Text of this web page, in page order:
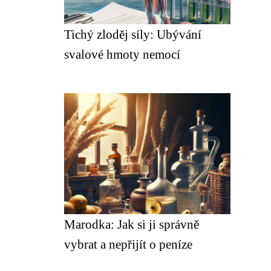
Tichý zloděj síly: Ubývání
svalové hmoty nemocí
Marodka: Jak si ji správně
vybrat a nepřijít o peníze